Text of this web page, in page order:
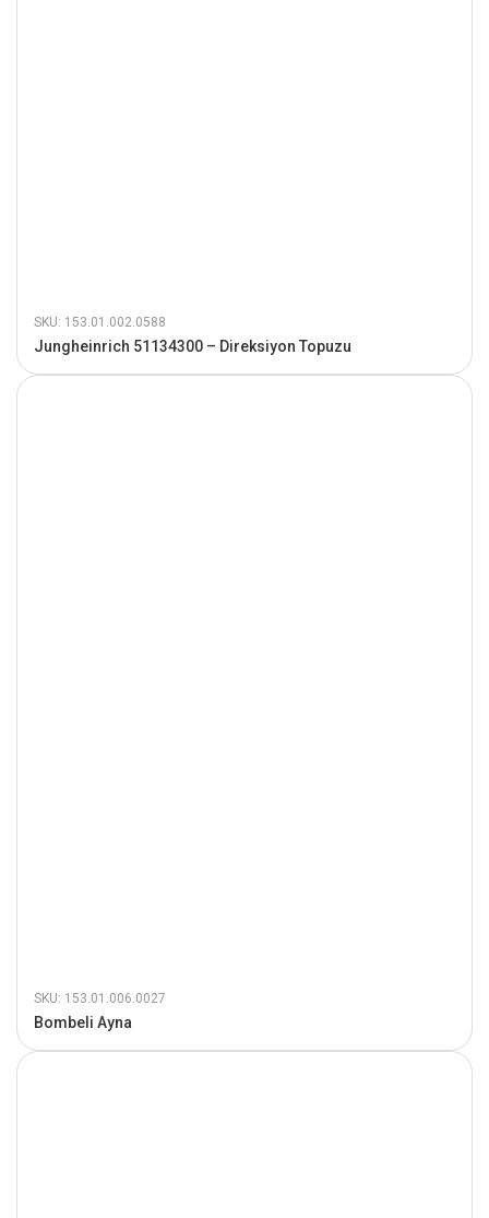
SKU: 153.01.002.0588
Jungheinrich 51134300 – Direksiyon Topuzu
SKU: 153.01.006.0027
Bombeli Ayna